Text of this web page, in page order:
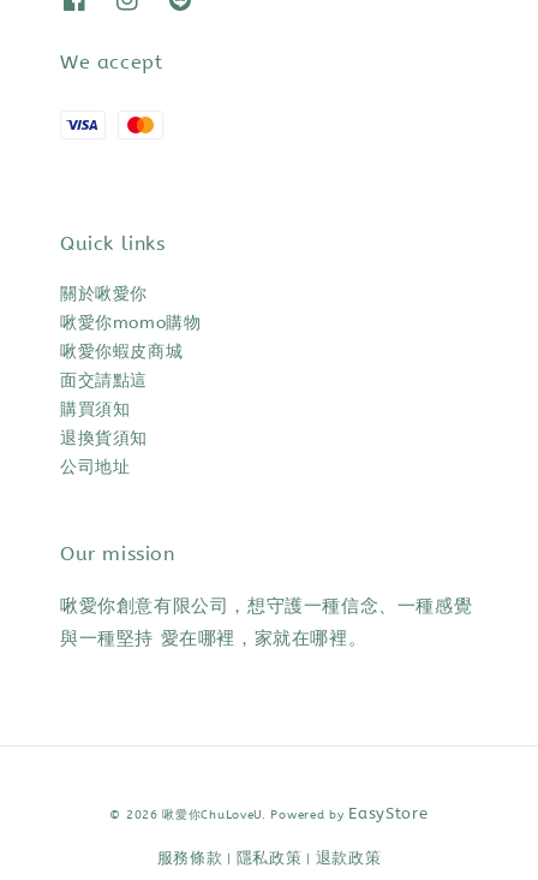
We accept
Quick links
關於啾愛你
啾愛你momo購物
啾愛你蝦皮商城
面交請點這
購買須知
退換貨須知
公司地址
Our mission
啾愛你創意有限公司，想守護一種信念、一種感覺
與一種堅持 愛在哪裡，家就在哪裡。
© 2026 啾愛你ChuLoveU. Powered by EasyStore
服務條款 隱私政策 退款政策